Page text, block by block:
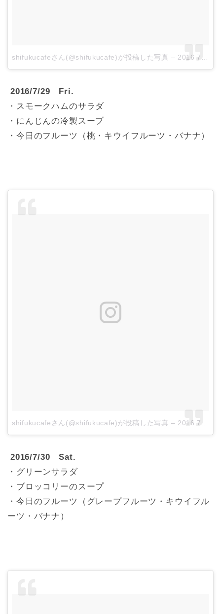
shifukucafeさん(@shifukucafe)が投稿した写真 – 2016 7月 28 4:52午後 PDT
2016/7/29 Fri.
・スモークハムのサラダ
・にんじんの冷製スープ
・今日のフルーツ（桃・キウイフルーツ・バナナ）
shifukucafeさん(@shifukucafe)が投稿した写真 – 2016 7月 29 5:03午後 PDT
2016/7/30 Sat.
・グリーンサラダ
・ブロッコリーのスープ
・今日のフルーツ（グレープフルーツ・キウイフル
ーツ・バナナ）